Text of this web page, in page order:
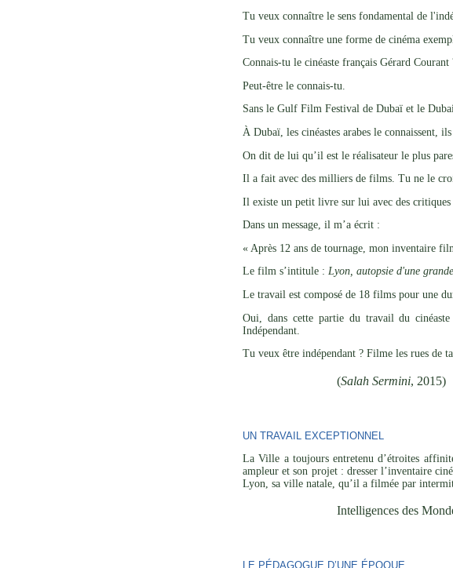
Tu veux connaître le sens fondamental de
Tu veux connaître une forme de cinéma
Connais-tu le cinéaste français Gérard Courant
Peut-être le connais-tu.
Sans le Gulf Film Festival de Dubaï et le
À Dubaï, les cinéastes arabes le connaissent,
On dit de lui qu’il est le réalisateur le plus
Il a fait avec des milliers de films. Tu ne le
Il existe un petit livre sur lui avec des critiques
Dans un message, il m’a écrit :
« Après 12 ans de tournage, mon inventaire
Le film s’intitule :Lyon, autopsie d'une
Le travail est composé de 18 films pour une
Oui, dans cette partie du travail du
Indépendant.
Tu veux être indépendant ? Filme les rues de
(Salah Sermini, 2015)
UN TRAVAIL EXCEPTIONNEL
La Ville a toujours entretenu d’étroites
ampleur et son projet : dresser l’inventaire
Lyon, sa ville natale, qu’il a filmée par
Intelligences des
LE PÉDAGOGUE D’UNE ÉPOQUE